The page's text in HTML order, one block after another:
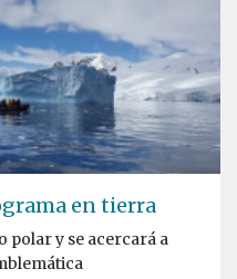
en tierra
polar y se acercará a